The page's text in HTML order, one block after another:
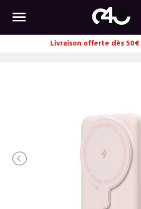

Livraison offerte dès